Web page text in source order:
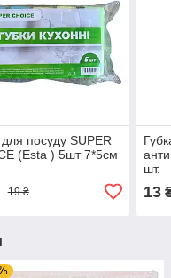
для посуду SUPER
(Esta ) 5шт 7*5см
19 ₴
шт.
13